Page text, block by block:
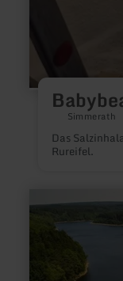
Simmerath
Das
Rureifel.
erfahren